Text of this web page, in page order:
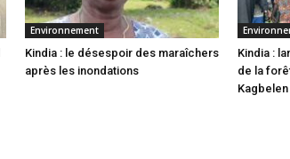
Environnement
Kindia : le désespoir des maraîchers
après les inondations
Kindia :
de la
Kagbelen